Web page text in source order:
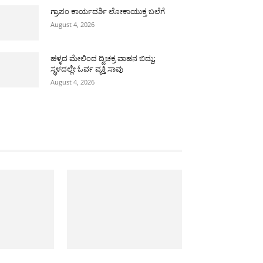
ಗ್ರಾಪಂ ಕಾರ್ಯದರ್ಶಿ ಲೋಕಾಯುಕ್ತ ಬಲೆಗೆ
August 4, 2026
ಹಳ್ಳದ ಮೇಲಿಂದ ದ್ವಿಚಕ್ರ ವಾಹನ ಬಿದ್ದು;
ಸ್ಥಳದಲ್ಲೇ ಓರ್ವ ವ್ಯಕ್ತಿ ಸಾವು
August 4, 2026